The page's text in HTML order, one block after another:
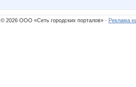
© 2026 ООО «Сеть городских порталов» · Реклама